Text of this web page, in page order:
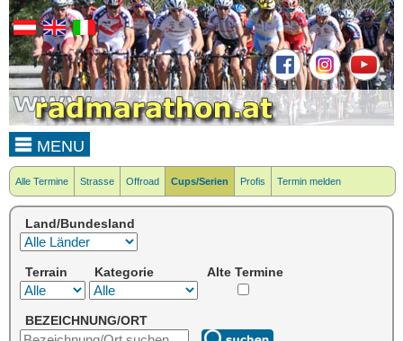
MENU
Alle Termine Strasse Offroad Cups/Serien Profis Termin melden
Land/Bundesland
Terrain Kategorie Alte Termine
BEZEICHNUNG/ORT